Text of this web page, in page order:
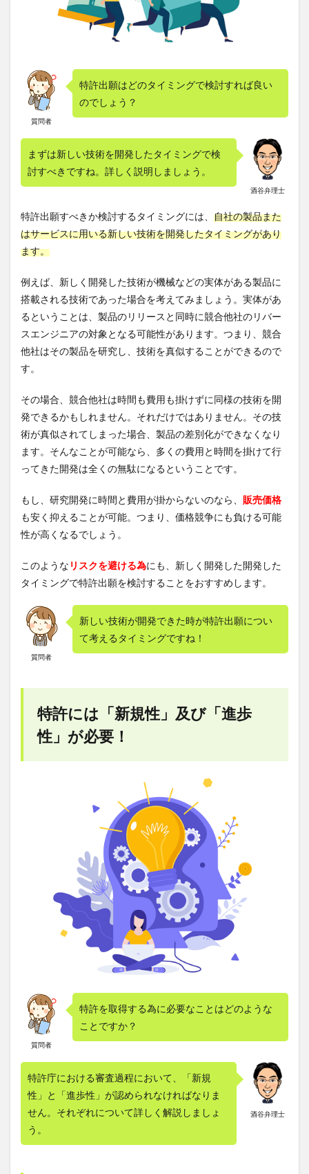
新規
性と
は？
は？
3
特
良いケー
ス！技術
が流出す
る前
3.1
外観
から
内容
が分
3.2
リバ
ース
エン
ジニ
ング
な技
術
3.3
から
侵害
だと
るも
の
3.4
ビジ
許
質問者
特許出願はどのタイミングで検討すれば良い
のでしょう？
酒谷弁理士
まずは新しい技術を開発したタイミングで検
討すべきですね。詳しく説明しましょう。
特許出願すべきか検討するタイミングには、 自社の製品また
はサービスに用いる新しい技術を開発したタイミングがあり
ます。
例えば、新しく開発した技術が機械などの実体がある製品に
搭載される技術であった場合を考えてみましょう。実体があ
るということは、製品のリリースと同時に競合他社のリバー
スエンジニアの対象となる可能性があります。つまり、競合
他社はその製品を研究し、技術を真似することができるので
す。
その場合、競合他社は時間も費用も掛けずに同様の技術を開
発できるかもしれません。それだけではありません。その技
術が真似されてしまった場合、製品の差別化ができなくなり
ます。そんなことが可能なら、多くの費用と時間を掛けて行
ってきた開発は全くの無駄になるということです。
もし、研究開発に時間と費用が掛からないのなら、 販売価格
も安く抑えることが可能。つまり、価格競争にも負ける可能
性が高くなるでしょう。
このような リスクを避ける為にも、新しく開発した開発した
タイミングで特許出願を検討することをおすすめします。
質問者
新しい技術が開発できた時が特許出願につい
て考えるタイミングですね！
特許には「新規性」及び「進歩
性」が必要！
質問者
特許を取得する為に必要なことはどのような
ことですか？
酒谷弁理士
特許庁における審査過程において、「新規
性」と「進歩性」が認められなければなりま
せん。それぞれについて詳しく解説しましょ
う。